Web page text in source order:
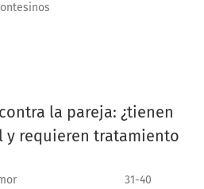
la pareja: ¿tienen
y requieren tratamiento
31-40